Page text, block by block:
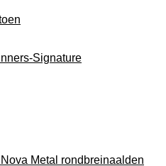
Signature
Metal rondbreinaalden